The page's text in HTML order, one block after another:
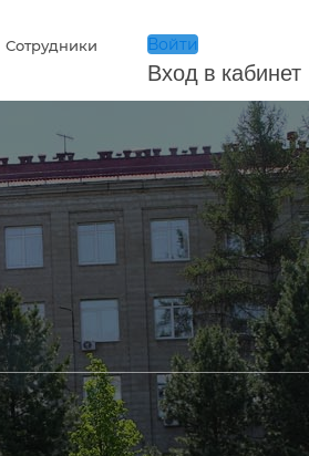
Сотрудники Войти
Вход в кабинет
Войти
Запомнить меня